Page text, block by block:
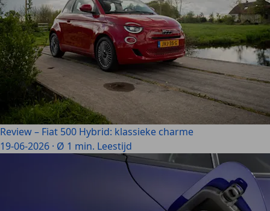
Review – Fiat 500 Hybrid: klassieke charme
19-06-2026 · Ø 1 min. Leestijd